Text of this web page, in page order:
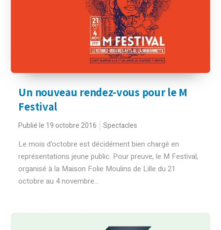
Un nouveau rendez-vous pour le M
Festival
Publié le 19 octobre 2016 Spectacles
Le mois d'octobre est décidément bien chargé en
représentations jeune public. Pour preuve, le M Festival,
organisé à la Maison Folie Moulins de Lille du 21
octobre au 4 novembre...